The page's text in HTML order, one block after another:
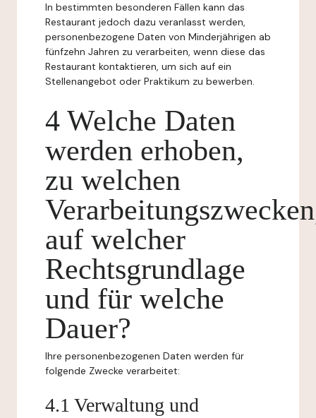
In bestimmten besonderen Fällen kann das
Restaurant jedoch dazu veranlasst werden,
personenbezogene Daten von Minderjährigen ab
fünfzehn Jahren zu verarbeiten, wenn diese das
Restaurant kontaktieren, um sich auf ein
Stellenangebot oder Praktikum zu bewerben.
4 Welche Daten
werden erhoben,
zu welchen
auf welcher
Rechtsgrundlage
und für welche
Dauer?
Ihre personenbezogenen Daten werden für
folgende Zwecke verarbeitet:
4.1 Verwaltung und